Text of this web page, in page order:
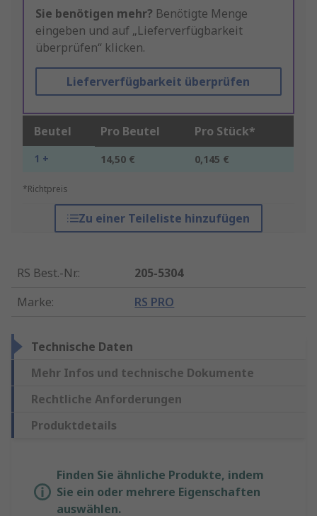
Sie benötigen mehr? Benötigte Menge
eingeben und auf „Lieferverfügbarkeit
überprüfen“ klicken.
Lieferverfügbarkeit überprüfen
Beutel Pro Beutel Pro Stück*
1 + 14,50 € 0,145 €
*Richtpreis
Zu einer Teileliste hinzufügen
RS Best.-Nr.:
205-5304
Marke: RS PRO
Technische Daten
Mehr Infos und technische Dokumente
Rechtliche Anforderungen
Produktdetails
Finden Sie ähnliche Produkte, indem
Sie ein oder mehrere Eigenschaften
auswählen.